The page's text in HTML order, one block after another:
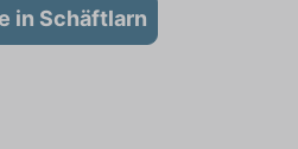
in Schäftlarn